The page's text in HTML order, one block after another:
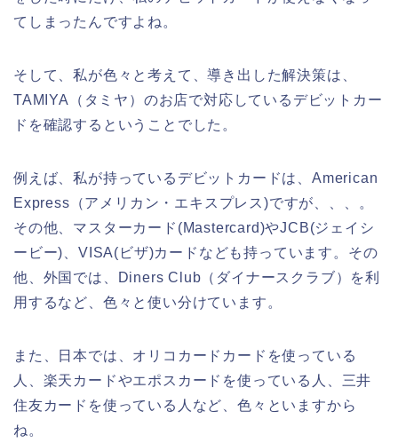
てしまったんですよね。
そして、私が色々と考えて、導き出した解決策は、
TAMIYA（タミヤ）のお店で対応しているデビットカー
ドを確認するということでした。
例えば、私が持っているデビットカードは、American
Express（アメリカン・エキスプレス)ですが、、、。
その他、マスターカード(Mastercard)やJCB(ジェイシ
ービー)、VISA(ビザ)カードなども持っています。その
他、外国では、Diners Club（ダイナースクラブ）を利
用するなど、色々と使い分けています。
また、日本では、オリコカードカードを使っている
人、楽天カードやエポスカードを使っている人、三井
住友カードを使っている人など、色々といますから
ね。